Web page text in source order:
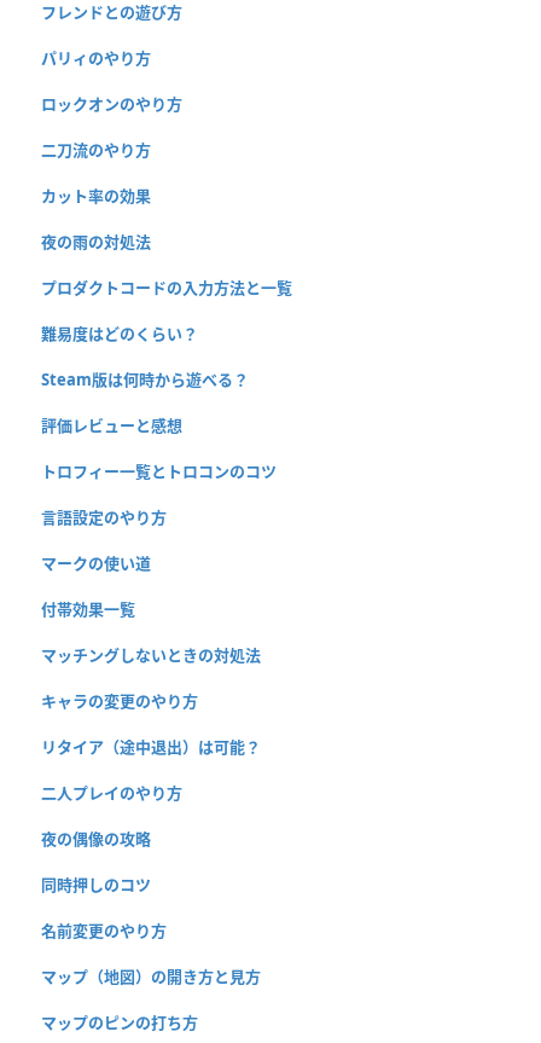
フレンドとの遊び方
パリィのやり方
ロックオンのやり方
二刀流のやり方
カット率の効果
夜の雨の対処法
プロダクトコードの入力方法と一覧
難易度はどのくらい？
Steam版は何時から遊べる？
評価レビューと感想
トロフィー一覧とトロコンのコツ
言語設定のやり方
マークの使い道
付帯効果一覧
マッチングしないときの対処法
キャラの変更のやり方
リタイア（途中退出）は可能？
二人プレイのやり方
夜の偶像の攻略
同時押しのコツ
名前変更のやり方
マップ（地図）の開き方と見方
マップのピンの打ち方